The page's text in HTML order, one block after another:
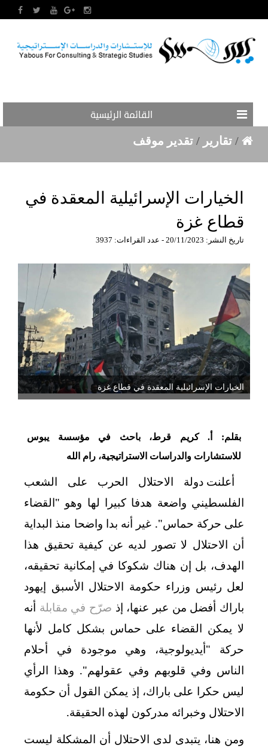
القائمة الرئيسية
/ تقارير / تقدير موقف
الخيارات الإسرائيلية المعقدة في
قطاع غزة
تاريخ النشر: 20/11/2023 - عدد القراءات: 3937
الخيارات الإسرائيلية المعقدة في قطاع غزة
بقلم: أ. كريم قرط، باحث في مؤسسة يبوس
للاستشارات والدراسات الاستراتيجية، رام الله
أعلنت دولة الاحتلال الحرب على الشعب
الفلسطيني واضعة هدفا كبيرا لها وهو "القضاء
على حركة حماس". غير أنه بدا واضحا منذ البداية
أن الاحتلال لا تصور لديه عن كيفية تحقيق هذا
الهدف، بل إن هناك شكوكا في إمكانية تحقيقه،
لعل رئيس وزراء حكومة الاحتلال الأسبق إيهود
باراك أفضل من عبر عنها، إذ صرّح في مقابلة أنه
لا يمكن القضاء على حماس بشكل كامل لأنها
حركة "أيديولوجية، وهي موجودة في أحلام
الناس وفي قلوبهم وفي عقولهم". وهذا الرأي
ليس حكرا على باراك، إذ يمكن القول أن حكومة
الاحتلال وخبرائه مدركون لهذه الحقيقة.
ومن هنا، يتبدى لدى الاحتلال أن المشكلة ليست